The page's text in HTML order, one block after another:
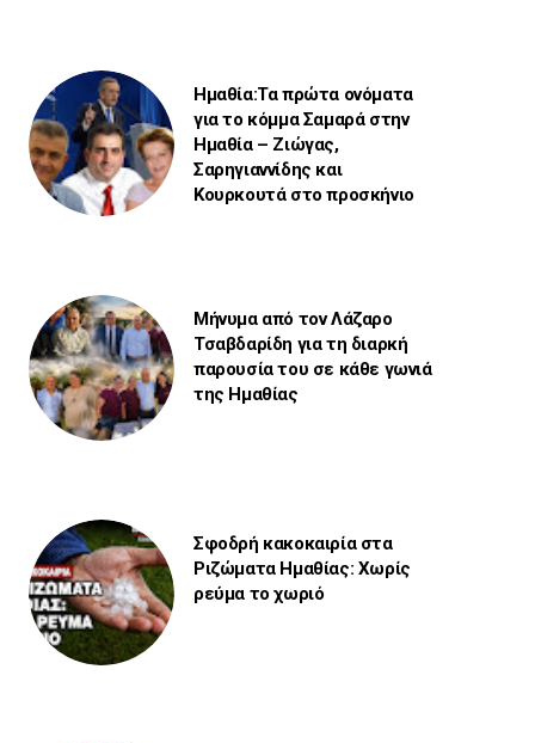
Ημαθία:Τα πρώτα ονόματα
για το κόμμα Σαμαρά στην
Ημαθία – Ζιώγας,
Σαρηγιαννίδης και
Κουρκουτά στο προσκήνιο
Μήνυμα από τον Λάζαρο
Τσαβδαρίδη για τη διαρκή
παρουσία του σε κάθε γωνιά
της Ημαθίας
Σφοδρή κακοκαιρία στα
Ριζώματα Ημαθίας: Χωρίς
ρεύμα το χωριό